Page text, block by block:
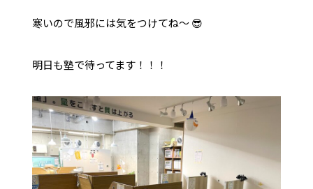
寒いので風邪には気をつけてね〜 😎
明日も塾で待ってます！！！